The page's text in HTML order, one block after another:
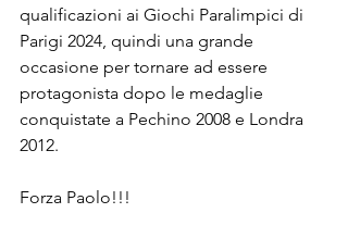
qualificazioni ai Giochi Paralimpici di
Parigi 2024, quindi una grande
occasione per tornare ad essere
protagonista dopo le medaglie
conquistate a Pechino 2008 e Londra
2012.
Forza Paolo!!!